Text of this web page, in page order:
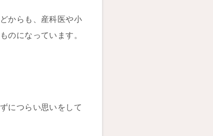
からも、産科医や小
のになっています。
につらい思いをして